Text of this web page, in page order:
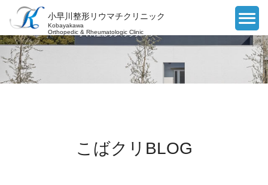
小早川整形リウマチクリニック
Kobayakawa
Orthopedic & Rheumatologic Clinic
こばクリBLOG